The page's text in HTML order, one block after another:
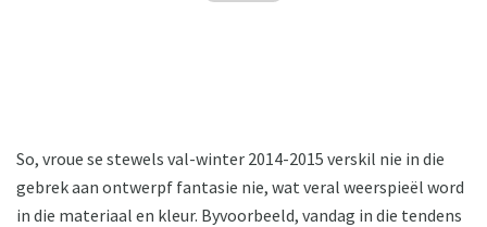
So, vroue se stewels val-winter 2014-2015 verskil nie in die
gebrek aan ontwerpf fantasie nie, wat veral weerspieël word
in die materiaal en kleur. Byvoorbeeld, vandag in die tendens